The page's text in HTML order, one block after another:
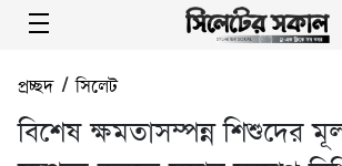
প্রচ্ছদ/সিলেট
বিশেষ ক্ষমতাসম্পন্ন শিশুদের